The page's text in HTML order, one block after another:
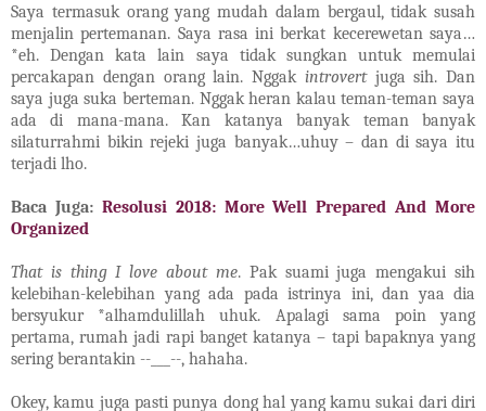
Saya termasuk orang yang mudah dalam bergaul, tidak susah
menjalin pertemanan. Saya rasa ini berkat kecerewetan saya…
*eh. Dengan kata lain saya tidak sungkan untuk memulai
percakapan dengan orang lain. Nggak introvertjuga sih. Dan
saya juga suka berteman. Nggak heran kalau teman-teman saya
ada di mana-mana. Kan katanya banyak teman banyak
silaturrahmi bikin rejeki juga banyak…uhuy – dan di saya itu
terjadi lho.
Baca Juga: Resolusi 2018: More Well Prepared And More
Organized
That is thing I love about me. Pak suami juga mengakui sih
kelebihan-kelebihan yang ada pada istrinya ini, dan yaa dia
bersyukur *alhamdulillah uhuk. Apalagi sama poin yang
pertama, rumah jadi rapi banget katanya – tapi bapaknya yang
sering berantakin --___--, hahaha.
Okey, kamu juga pasti punya dong hal yang kamu sukai dari diri